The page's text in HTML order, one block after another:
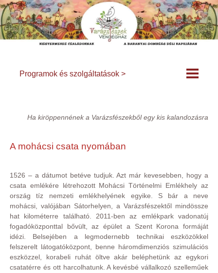
Programok és szolgáltatások >
Ha kiröppennének a Varázsfészekből egy kis kalandozásra
A mohácsi csata nyomában
1526 – a dátumot betéve tudjuk. Azt már kevesebben, hogy a
csata emlékére létrehozott Mohácsi Történelmi Emlékhely az
ország tíz nemzeti emlékhelyének egyike. S bár a neve
mohácsi, valójában Sátorhelyen, a Varázsfészektől mindössze
hat kilométerre található. 2011-ben az emlékpark vadonatúj
fogadóközponttal bővült, az épület a Szent Korona formáját
idézi. Belsejében a legmodernebb technikai eszközökkel
felszerelt látogatóközpont, benne háromdimenziós szimulációs
eszközzel, korabeli ruhát öltve akár beléphetünk az egykori
csatatérre és ott harcolhatunk. A kevésbé vállalkozó szelleműek